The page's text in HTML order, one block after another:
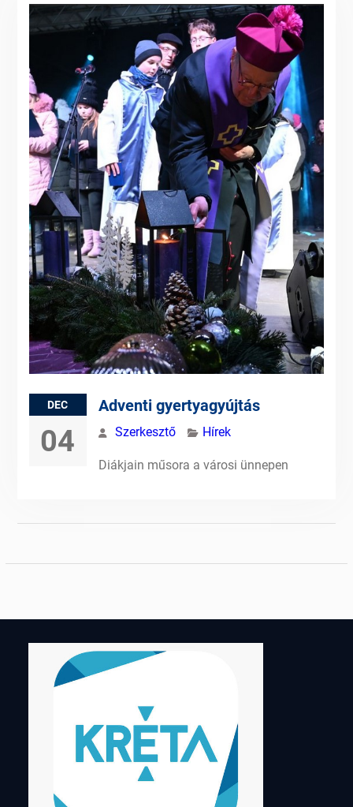
DEC
04
Adventi gyertyagyújtás
Szerkesztő Hírek
Diákjain műsora a városi ünnepen